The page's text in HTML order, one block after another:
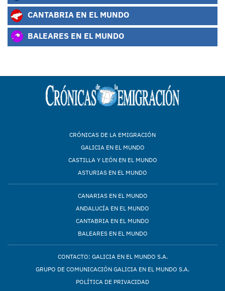
CANTABRIA EN EL MUNDO
BALEARES EN EL MUNDO
CRÓNICAS DE LA EMIGRACIÓN
GALICIA EN EL MUNDO
CASTILLA Y LEÓN EN EL MUNDO
ASTURIAS EN EL MUNDO
CANARIAS EN EL MUNDO
ANDALUCÍA EN EL MUNDO
CANTABRIA EN EL MUNDO
BALEARES EN EL MUNDO
CONTACTO: GALICIA EN EL MUNDO S.A.
GRUPO DE COMUNICACIÓN GALICIA EN EL MUNDO S.A.
POLÍTICA DE PRIVACIDAD